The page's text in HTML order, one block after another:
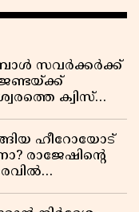
സവർക്കർക്ക്
ക്വിസ്
ഹീറോയോട്
രാജേഷിൻ്റെ